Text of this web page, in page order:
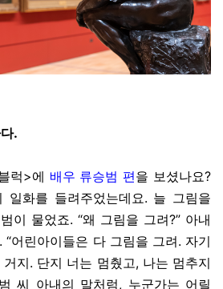
.
럭>에 배우 류승범 편을 보셨나요?
일화를 들려주었는데요. 늘 그림을
이 물었죠. “왜 그림을 그려?” 아내
“어린아이들은 다 그림을 그려. 자기
지. 단지 너는 멈췄고, 나는 멈추지
씨 아내의 말처럼, 누군가는 어릴